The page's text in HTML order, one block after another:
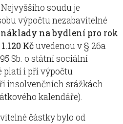
soudu je
výpočtu nezabavitelné
na bydlení pro rok
Kčuvedenou v § 26a
Sb. o státní sociální
platí i při výpočtu
insolvenčních srážkách
kalendáře).
částky bylo od